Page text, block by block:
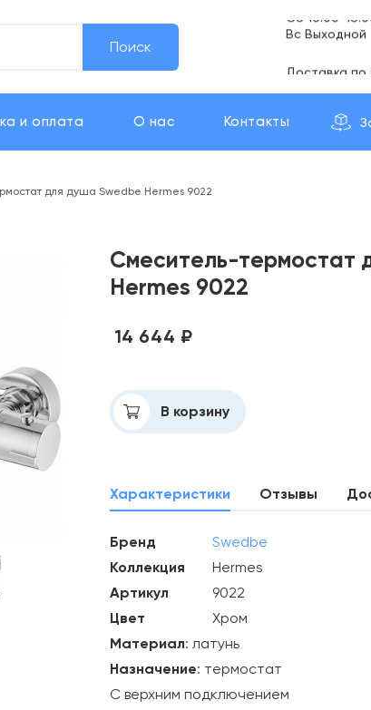
Поиск
и оплата О нас Контакты
для душа Swedbe Hermes 9022
Смеситель-термостат
Hermes 9022
14 644 ₽
Добавлено В корзину
Характеристики Отзывы
Бренд
Swedbe
Коллекция
Hermes
Артикул
9022
Цвет
Хром
Материал: латунь
Назначение: термостат
С верхним подключением